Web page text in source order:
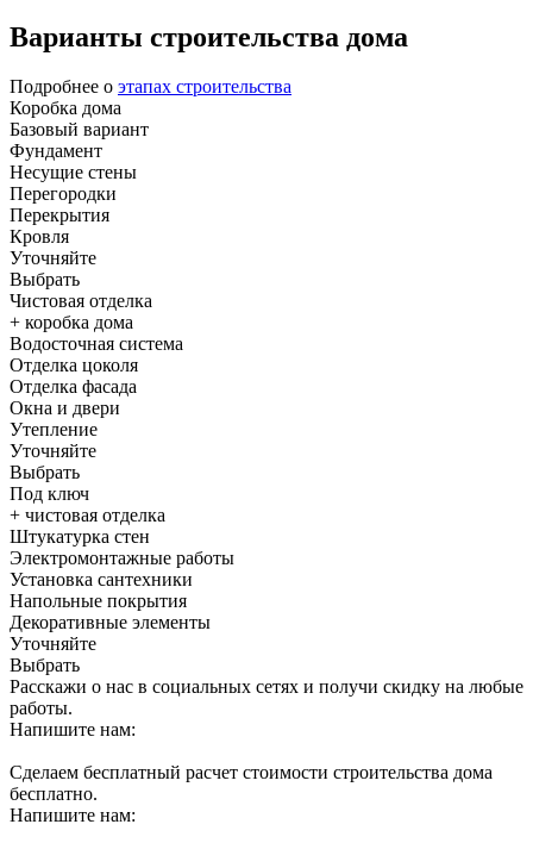
Варианты строительства дома
Подробнее о этапах строительства
Коробка дома
Базовый вариант
Фундамент
Несущие стены
Перегородки
Перекрытия
Кровля
Уточняйте
Выбрать
Чистовая отделка
+ коробка дома
Водосточная система
Отделка цоколя
Отделка фасада
Окна и двери
Утепление
Уточняйте
Выбрать
Под ключ
+ чистовая отделка
Штукатурка стен
Электромонтажные работы
Установка сантехники
Напольные покрытия
Декоративные элементы
Уточняйте
Выбрать
Расскажи о нас в социальных сетях и получи скидку на любые
работы.
Напишите нам:
Сделаем бесплатный расчет стоимости строительства дома
бесплатно.
Напишите нам: